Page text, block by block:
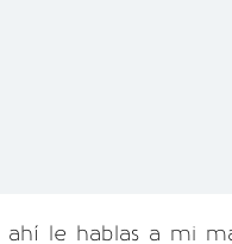
le hablas a mi